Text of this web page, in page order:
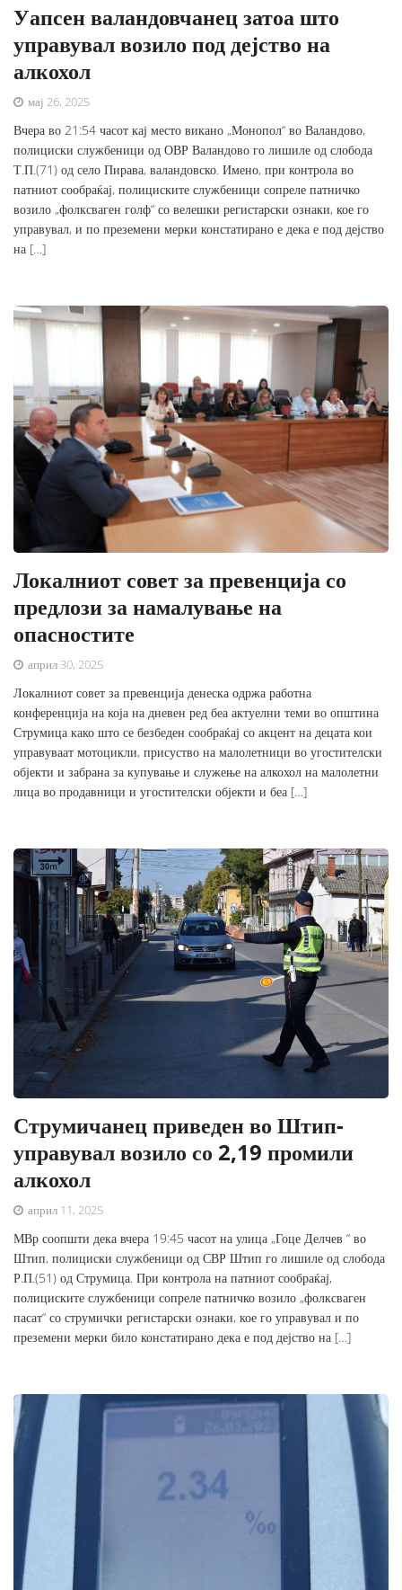
Уапсен валандовчанец затоа што
управувал возило под дејство на
алкохол
мај 26, 2025
Вчера во 21:54 часот кај место викано „Монопол“ во Валандово,
полициски службеници од ОВР Валандово го лишиле од слобода
Т.П.(71) од село Пирава, валандовско. Имено, при контрола во
патниот сообраќај, полициските службеници сопреле патничко
возило „фолксваген голф“ со велешки регистарски ознаки, кое го
управувал, и по преземени мерки констатирано е дека е под дејство
на […]
Локалниот совет за превенција со
предлози за намалување на
опасностите
април 30, 2025
Локалниот совет за превенција денеска одржа работна
конференција на која на дневен ред беа актуелни теми во општина
Струмица како што се безбеден сообраќај со акцент на децата кои
управуваат мотоцикли, присуство на малолетници во угостителски
објекти и забрана за купување и служење на алкохол на малолетни
лица во продавници и угостителски објекти и беа […]
Струмичанец приведен во Штип-
управувал возило со 2,19 промили
алкохол
април 11, 2025
МВр соопшти дека вчера 19:45 часот на улица „Гоце Делчев “ во
Штип, полициски службеници од СВР Штип го лишиле од слобода
Р.П.(51) од Струмица. При контрола на патниот сообраќај,
полициските службеници сопреле патничко возило „фолксваген
пасат“ со струмички регистарски ознаки, кое го управувал и по
преземени мерки било констатирано дека е под дејство на […]